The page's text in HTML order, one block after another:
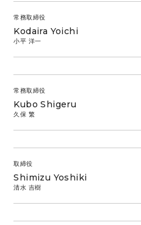
常務取締役
Kodaira Yoichi
小平 洋一
常務取締役
Kubo Shigeru
久保 繁
取締役
Shimizu Yoshiki
清水 吉樹